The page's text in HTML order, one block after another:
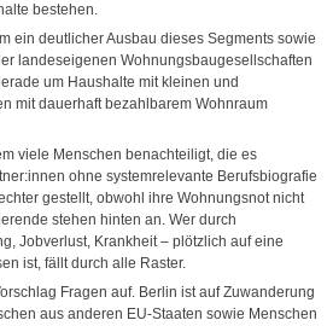
bestehen.
ein deutlicher Ausbau dieses Segments sowie
landeseigenen Wohnungsbaugesellschaften
um Haushalte mit kleinen und
mit dauerhaft bezahlbarem Wohnraum
viele Menschen benachteiligt, die es
ohne systemrelevante Berufsbiografie
gestellt, obwohl ihre Wohnungsnot nicht
stehen hinten an. Wer durch
Jobverlust, Krankheit – plötzlich auf eine
ist, fällt durch alle Raster.
Fragen auf. Berlin ist auf Zuwanderung
aus anderen EU-Staaten sowie Menschen